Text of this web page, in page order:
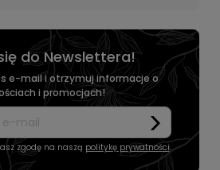
do Newslettera!
e-mail i otrzymuj informacje o
i promocjach!
zgodę na naszą politykę prywatności.